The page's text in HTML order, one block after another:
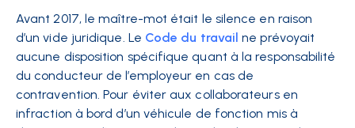
Avant 2017, le maître-mot était le silence en raison
d’un vide juridique. Le Code du travail ne prévoyait
aucune disposition spécifique quant à la responsabilité
du conducteur de l’employeur en cas de
contravention. Pour éviter aux collaborateurs en
infraction à bord d’un véhicule de fonction mis à